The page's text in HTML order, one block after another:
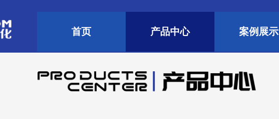
首页 产品中心 案例展示